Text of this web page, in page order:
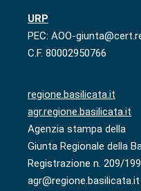
URP
PEC: AOO-
C.F. 80002950766
regione.basilicata.it
agr.regione.basilicata.it
Agenzia stampa della
Giunta Regionale della
Registrazione n. 209/
agr@regione.basilicata.it